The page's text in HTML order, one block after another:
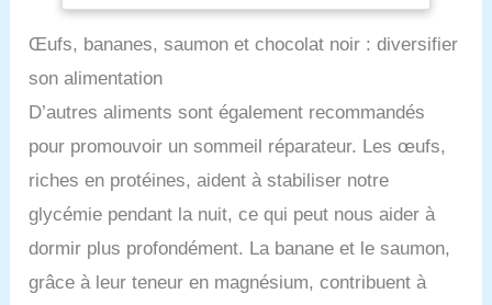
Œufs, bananes, saumon et chocolat noir : diversifier
son alimentation
D’autres aliments sont également recommandés
pour promouvoir un sommeil réparateur. Les œufs,
riches en protéines, aident à stabiliser notre
glycémie pendant la nuit, ce qui peut nous aider à
dormir plus profondément. La banane et le saumon,
grâce à leur teneur en magnésium, contribuent à